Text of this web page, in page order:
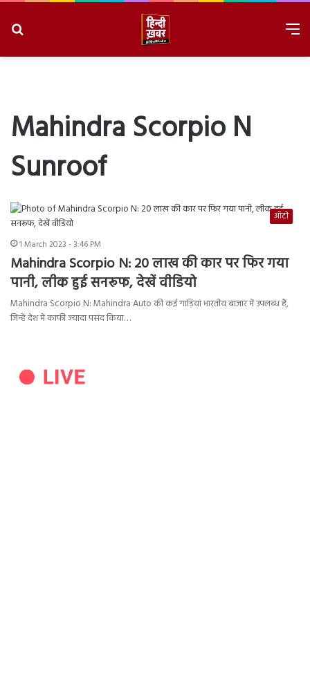
Mahindra Scorpio N
Sunroof
ऑटो
1 March 2023 - 3:46 PM
Mahindra Scorpio N: 20 लाख की कार पर फिर गया
पानी, लीक हुई सनरूफ, देखें वीडियो
Mahindra Scorpio N: Mahindra Auto की कई गाड़ियां भारतीय बाजार में उपलब्ध हैं,
जिन्हें देश में काफी ज्यादा पसंद किया…